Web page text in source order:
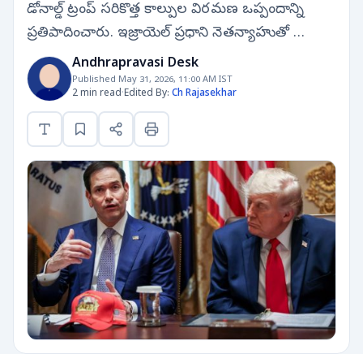
డోనాల్డ్ ట్రంప్ సరికొత్త కాల్పుల విరమణ ఒప్పందాన్ని
ప్రతిపాదించారు. ఇజ్రాయెల్ ప్రధాని నెతన్యాహుతో …
Andhrapravasi Desk
Published May 31, 2026, 11:00 AM IST
2 min read·Edited By: Ch Rajasekhar